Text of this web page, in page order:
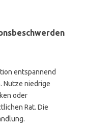
entspannend
Nutze niedrige
oder
Rat. Die